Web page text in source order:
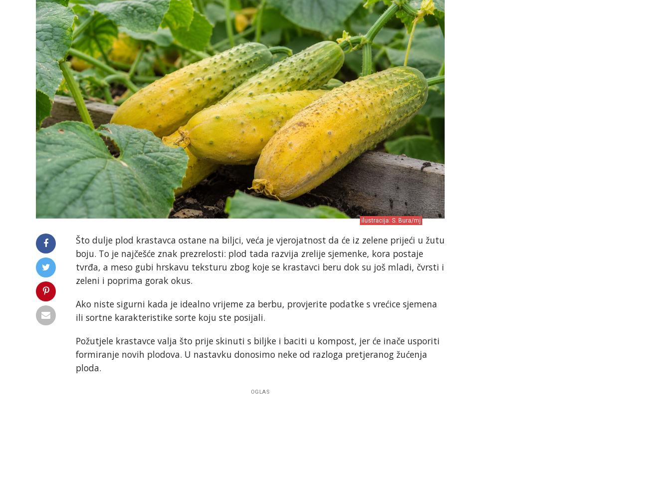
ilustracija: S. Bura/mj
Što dulje plod krastavca ostane na biljci, veća je vjerojatnost da će iz zelene prijeći u žutu
boju. To je najčešće znak prezrelosti: plod tada razvija zrelije sjemenke, kora postaje
tvrđa, a meso gubi hrskavu teksturu zbog koje se krastavci beru dok su još mladi, čvrsti i
zeleni i poprima gorak okus.
Ako niste sigurni kada je idealno vrijeme za berbu, provjerite podatke s vrećice sjemena
ili sortne karakteristike sorte koju ste posijali.
Požutjele krastavce valja što prije skinuti s biljke i baciti u kompost, jer će inače usporiti
formiranje novih plodova. U nastavku donosimo neke od razloga pretjeranog žućenja
ploda.
OGLAS